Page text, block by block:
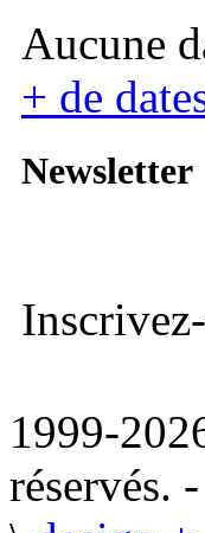
Aucune
+ de
Newsletter
1999-
réservés. -